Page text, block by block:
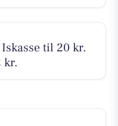
til 20 kr.
kr.